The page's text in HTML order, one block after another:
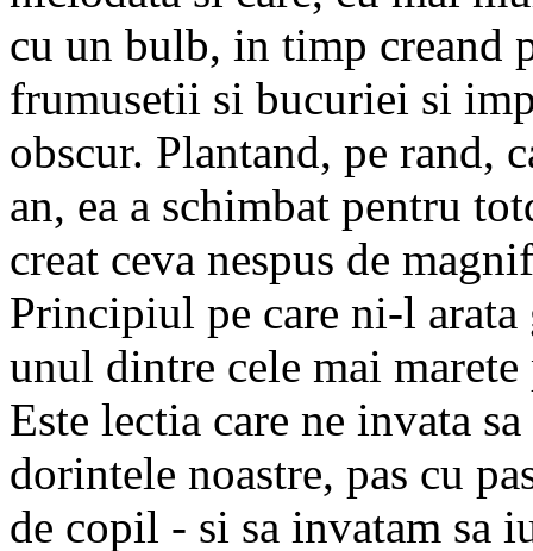
cu un bulb, in timp creand
frumusetii si bucuriei si
obscur. Plantand, pe rand,
an, ea a schimbat pentru
creat ceva nespus de
Principiul pe care ni-l arata
unul dintre cele mai
Este lectia care ne invata
dorintele noastre, pas cu
de copil - si sa invatam sa